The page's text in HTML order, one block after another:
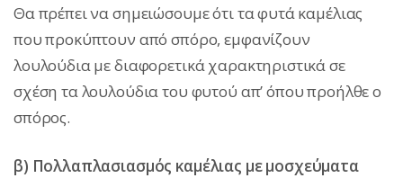
Θα πρέπει να σημειώσουμε ότι τα φυτά καμέλιας
που προκύπτουν από σπόρο, εμφανίζουν
λουλούδια με διαφορετικά χαρακτηριστικά σε
σχέση τα λουλούδια του φυτού απ’ όπου προήλθε ο
σπόρος.
β) Πολλαπλασιασμός καμέλιας με μοσχεύματα